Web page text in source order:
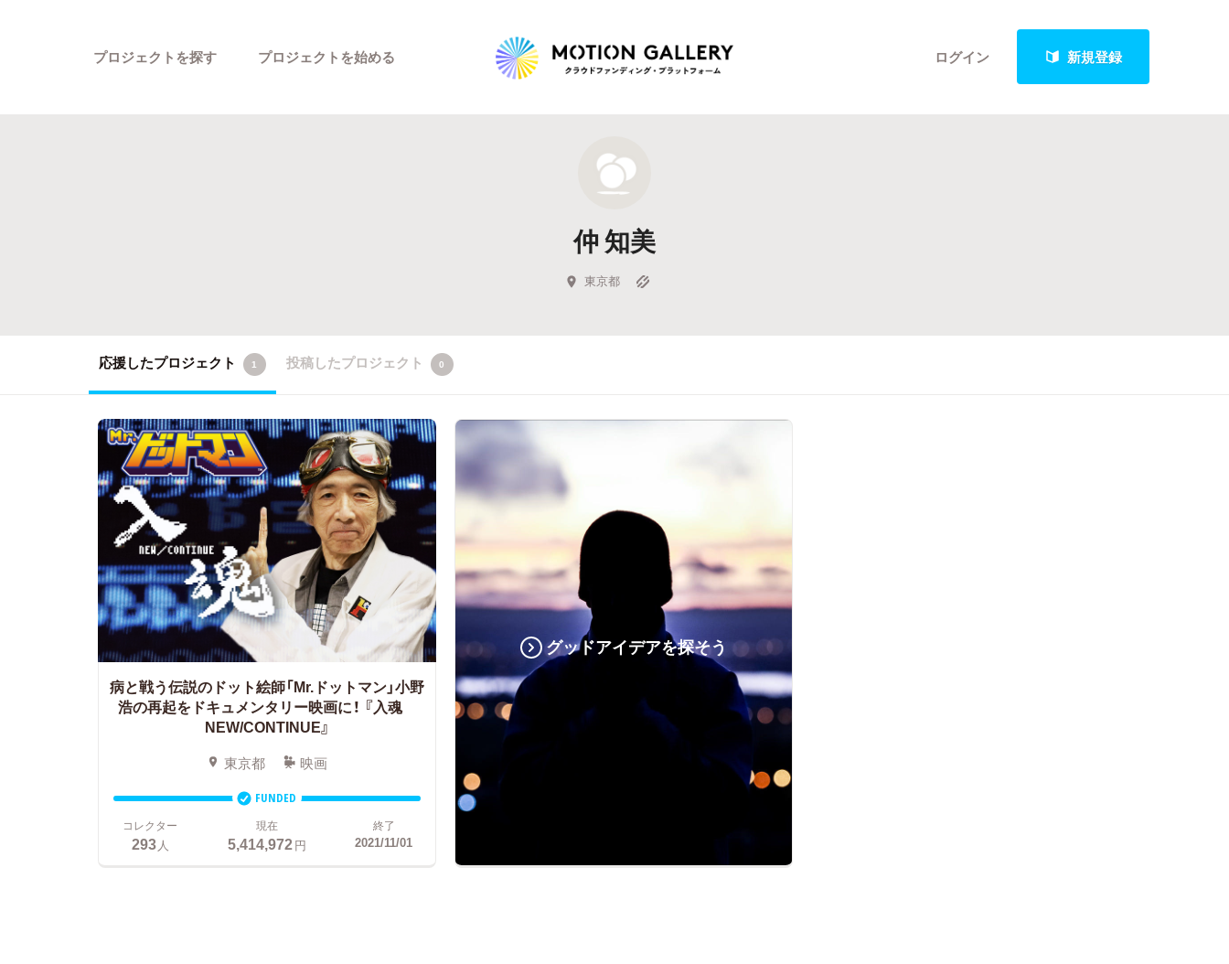
ログイン 新規登録
プロジェクトを探す
新着プロジェクト
Feature
キュレーターから探す
プロジェクトを始める
仲 知美
東京都
応援したプロジェクト 1 投稿したプロジェクト 0
病と戦う伝説のドット絵師「Mr.ドットマン」小野
浩の再起をドキュメンタリー映画に！ 『入魂
NEW/CONTINUE』
東京都 映画
FUNDED
コレクター
293人
現在
5,414,972円
終了
2021/11/01
グッドアイデアを探そう